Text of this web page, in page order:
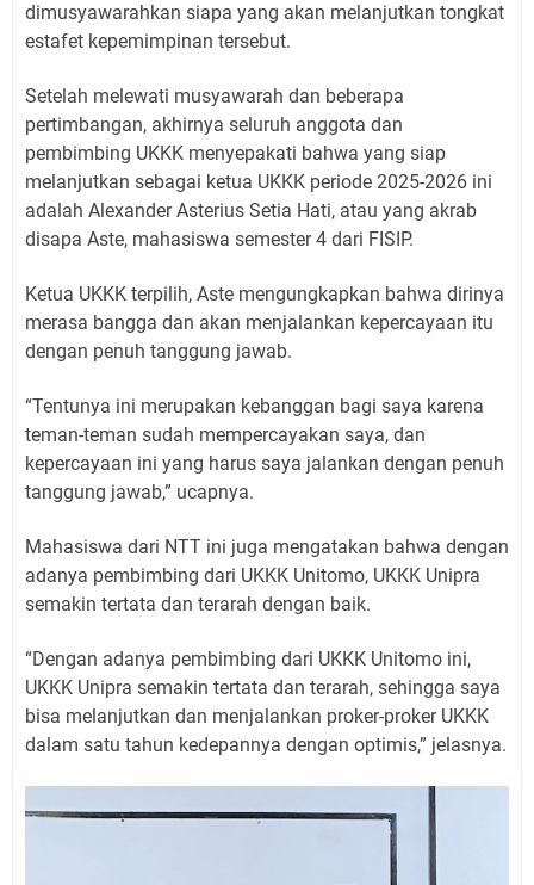
dimusyawarahkan siapa yang akan melanjutkan tongkat
estafet kepemimpinan tersebut.
Setelah melewati musyawarah dan beberapa
pertimbangan, akhirnya seluruh anggota dan
pembimbing UKKK menyepakati bahwa yang siap
melanjutkan sebagai ketua UKKK periode 2025-2026 ini
adalah Alexander Asterius Setia Hati, atau yang akrab
disapa Aste, mahasiswa semester 4 dari FISIP.
Ketua UKKK terpilih, Aste mengungkapkan bahwa dirinya
merasa bangga dan akan menjalankan kepercayaan itu
dengan penuh tanggung jawab.
“Tentunya ini merupakan kebanggan bagi saya karena
teman-teman sudah mempercayakan saya, dan
kepercayaan ini yang harus saya jalankan dengan penuh
tanggung jawab,” ucapnya.
Mahasiswa dari NTT ini juga mengatakan bahwa dengan
adanya pembimbing dari UKKK Unitomo, UKKK Unipra
semakin tertata dan terarah dengan baik.
“Dengan adanya pembimbing dari UKKK Unitomo ini,
UKKK Unipra semakin tertata dan terarah, sehingga saya
bisa melanjutkan dan menjalankan proker-proker UKKK
dalam satu tahun kedepannya dengan optimis,” jelasnya.